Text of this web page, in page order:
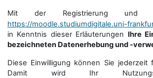
Mit der Registrierung und
https://moodle.studiumdigitale.uni-
in Kenntnis dieser Erläuterungen Ihre
bezeichneten Datenerhebung und -
Diese Einwilligung können Sie jederzeit
Damit wird Ihr